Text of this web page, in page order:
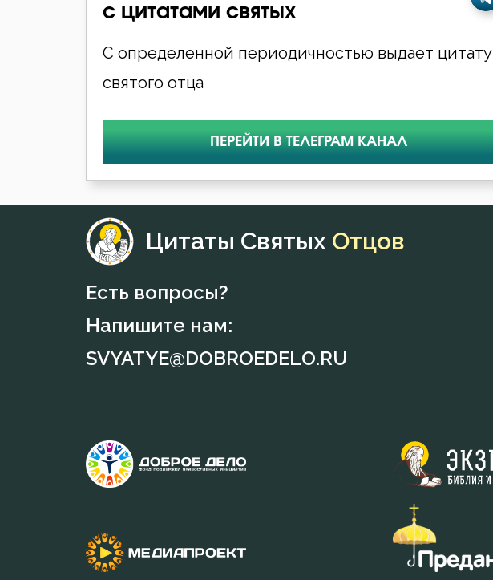
с цитатами святых
С определенной периодичностью выдает цитату
святого отца
ПЕРЕЙТИ В ТЕЛЕГРАМ КАНАЛ
Цитаты Святых Отцов
Есть вопросы?
Напишите нам:
SVYATYE@DOBROEDELO.RU